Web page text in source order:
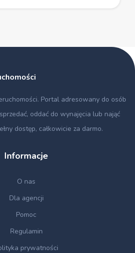
. Portal adresowany do osób
oddać do wynajęcia lub nająć
dostęp, całkowicie za darmo.
Informacje
O nas
Dla agencji
Pomoc
Regulamin
prywatności